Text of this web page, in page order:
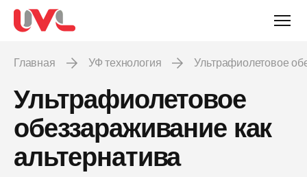
Главная УФ технология Ультрафиолетовое
Ультрафиолетовое
обеззараживание как
альтернатива